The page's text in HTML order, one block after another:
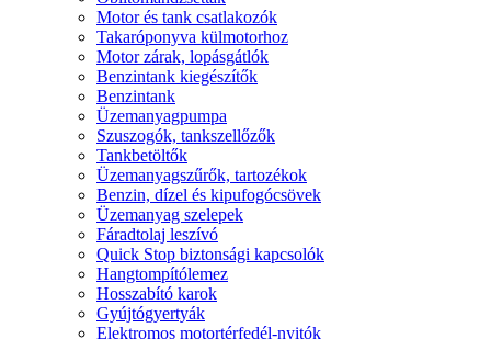
Motor és tank csatlakozók
Takaróponyva külmotorhoz
Motor zárak, lopásgátlók
Benzintank kiegészítők
Benzintank
Üzemanyagpumpa
Szuszogók, tankszellőzők
Tankbetöltők
Üzemanyagszűrők, tartozékok
Benzin, dízel és kipufogócsövek
Üzemanyag szelepek
Fáradtolaj leszívó
Quick Stop biztonsági kapcsolók
Hangtompítólemez
Hosszabító karok
Gyújtógyertyák
Elektromos motortérfedél-nyitók